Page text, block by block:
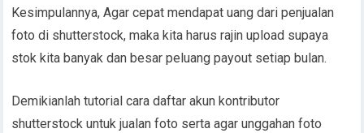
Kesimpulannya, Agar cepat mendapat uang dari penjualan
foto di shutterstock, maka kita harus rajin upload supaya
stok kita banyak dan besar peluang payout setiap bulan.
Demikianlah tutorial cara daftar akun kontributor
shutterstock untuk jualan foto serta agar unggahan foto